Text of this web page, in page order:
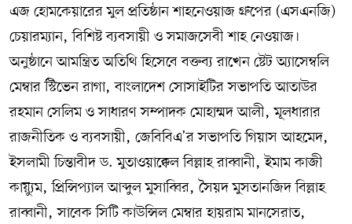
এজ হোমকেয়ারের মুল প্রতিষ্ঠান শাহনেওয়াজ গ্রুপের (এসএনজি)
চেয়ারম্যান, বিশিষ্ট ব্যবসায়ী ও সমাজসেবী শাহ নেওয়াজ।
অনুষ্ঠানে আমন্ত্রিত অতিথি হিসেবে বক্তব্য রাখেন ষ্টেট অ্যাসেম্বলি
মেম্বার স্টিভেন রাগা, বাংলাদেশ সোসাইটির সভাপতি আতাউর
রহমান সেলিম ও সাধারণ সম্পাদক মোহাম্মদ আলী, মূলধারার
রাজনীতিক ও ব্যবসায়ী, জেবিবিএ’র সভাপতি গিয়াস আহমেদ,
ইসলামী চিন্তাবীদ ড. মুতাওয়াক্কেল বিল্লাহ রাব্বানী, ইমাম কাজী
কায়্যুম, প্রিন্সিপ্যাল আব্দুল মুসাব্বির, সৈয়দ মুসতানজিদ বিল্লাহ
রাব্বানী, সাবেক সিটি কাউন্সিল মেম্বার হায়রাম মানসেরাত,